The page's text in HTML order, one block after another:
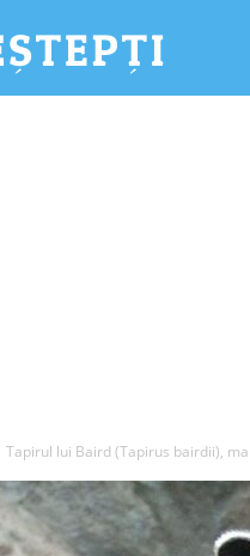
Deștepți.ro
Tapirul lui Baird (Tapirus bairdii),